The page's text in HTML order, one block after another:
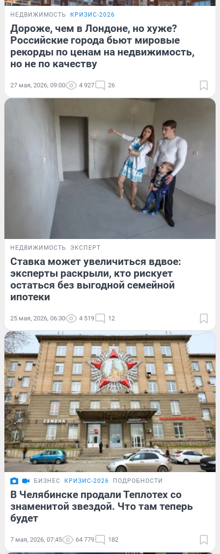
НЕДВИЖИМОСТЬ КРИЗИС-2026
Дороже, чем в Лондоне, но хуже?
Российские города бьют мировые
рекорды по ценам на недвижимость,
но не по качеству
27 мая, 2026, 09:00 4 927 26
НЕДВИЖИМОСТЬ ЭКСПЕРТ
Ставка может увеличиться вдвое:
эксперты раскрыли, кто рискует
остаться без выгодной семейной
ипотеки
25 мая, 2026, 06:30 4 519 12
БИЗНЕС КРИЗИС-2026 ПОДРОБНОСТИ
В Челябинске продали Теплотех со
знаменитой звездой. Что там теперь
будет
7 мая, 2026, 07:45 64 779 182